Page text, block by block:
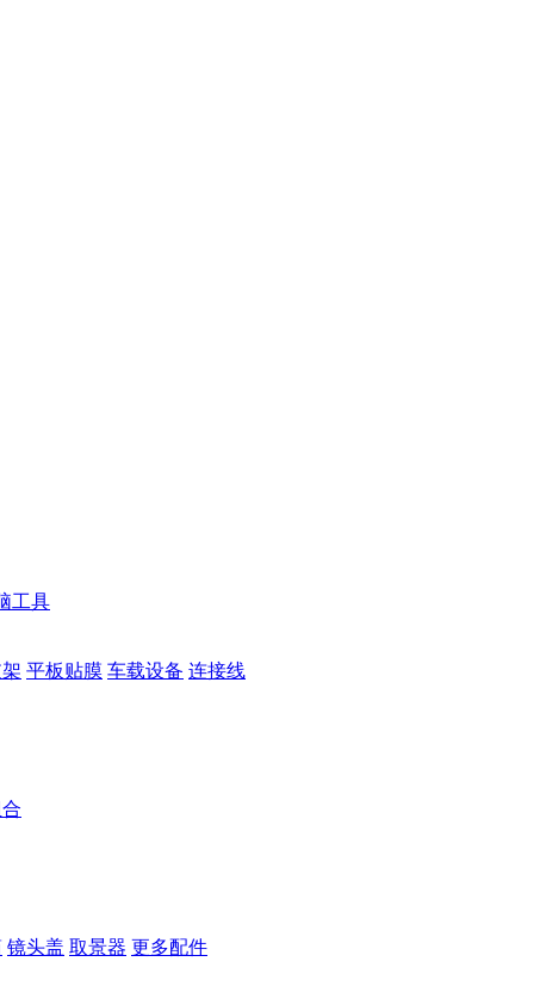
工具
平板贴膜 车载设备 连接线
镜头盖 取景器 更多配件